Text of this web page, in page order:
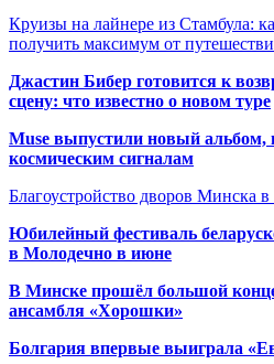
Круизы на лайнере из Стамбула:
получить максимум от
Джастин Бибер готовится к
сцену: что известно о новом туре
Muse выпустили новый
космическим сигналам
Благоустройство дворов Минска в
Юбилейный фестиваль
в Молодечно в июне
В Минске прошёл большой
ансамбля «Хорошки»
Болгария впервые выиграла